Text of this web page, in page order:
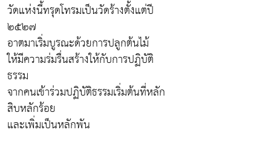
วัดแห่งนี้ทรุดโทรมเป็นวัดร้างตั้งแต่ปี
๒๕๒๗
อาตมาเริ่มบูรณะด้วยการปลูกต้นไม้
ให้มีความร่มรื่นสร้างให้กับการปฏิบัติ
ธรรม
จากคนเข้าร่วมปฏิบัติธรรมเริ่มต้นที่หลัก
สิบหลักร้อย
และเพิ่มเป็นหลักพัน